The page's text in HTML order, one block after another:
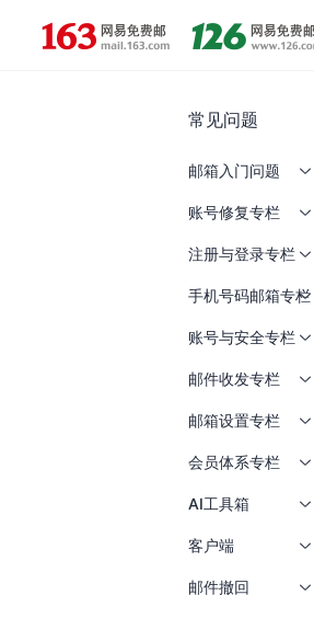
常见问题
邮箱入门问题
账号修复专栏
注册与登录专栏
手机号码邮箱专栏
账号与安全专栏
邮件收发专栏
邮箱设置专栏
会员体系专栏
AI工具箱
客户端
邮件撤回